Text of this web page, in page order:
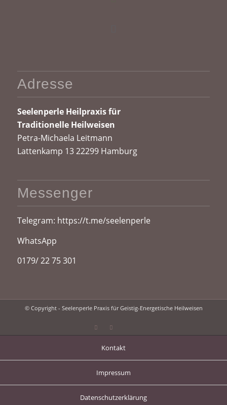
Adresse
Seelenperle Heilpraxis für
Traditionelle Heilweisen
Petra-Michaela Leitmann
Lattenkamp 13 22299 Hamburg
Messenger
Telegram: https://t.me/seelenperle
WhatsApp
0179/ 22 75 301
© Copyright - Seelenperle Praxis für Geistig-Energetische Heilweisen
Kontakt
Impressum
Datenschutzerklärung